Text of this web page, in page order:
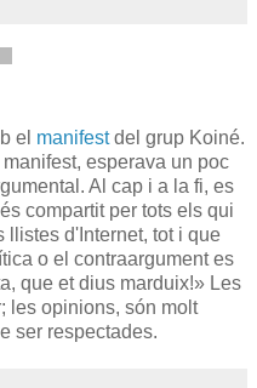
el manifestdel grup Koiné.
esperava un poc
Al cap i a la fi, es
compartit per tots els qui
llistes d'Internet, tot i que
o el contraargument es
que et dius marduix!» Les
les opinions, són molt
ser respectades.